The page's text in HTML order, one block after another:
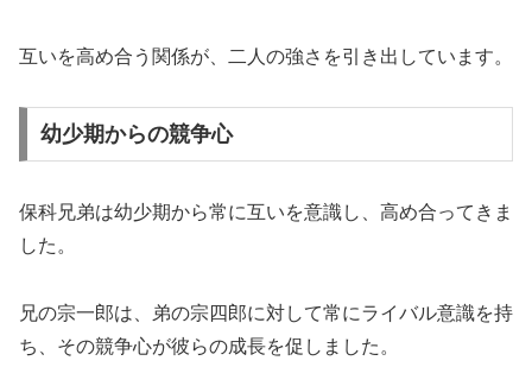
互いを高め合う関係が、二人の強さを引き出しています。
幼少期からの競争心
保科兄弟は幼少期から常に互いを意識し、高め合ってきま
した。
兄の宗一郎は、弟の宗四郎に対して常にライバル意識を持
ち、その競争心が彼らの成長を促しました。